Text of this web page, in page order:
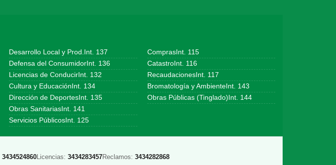
Desarrollo Local y Prod.Int. 137
Defensa del ConsumidorInt. 136
Licencias de ConducirInt. 132
Cultura y EducaciónInt. 134
Dirección de DeportesInt. 135
Obras SanitariasInt. 141
Servicios PúblicosInt. 125
ComprasInt. 115
CatastroInt. 116
RecaudacionesInt. 117
Bromatología y AmbienteInt. 143
Obras Públicas (Tinglado)Int. 144
3434524860Licencias: 3434283457Reclamos: 3434282868